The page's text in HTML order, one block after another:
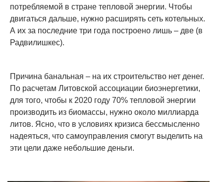
потребляемой в стране тепловой энергии. Чтобы
двигаться дальше, нужно расширять сеть котельных.
А их за последние три года построено лишь – две (в
Радвилишкес).
Причина банальная – на их строительство нет денег.
По расчетам Литовской ассоциации биоэнергетики,
для того, чтобы к 2020 году 70% тепловой энергии
производить из биомассы, нужно около миллиарда
литов. Ясно, что в условиях кризиса бессмысленно
надеяться, что самоуправления смогут выделить на
эти цели даже небольшие деньги.